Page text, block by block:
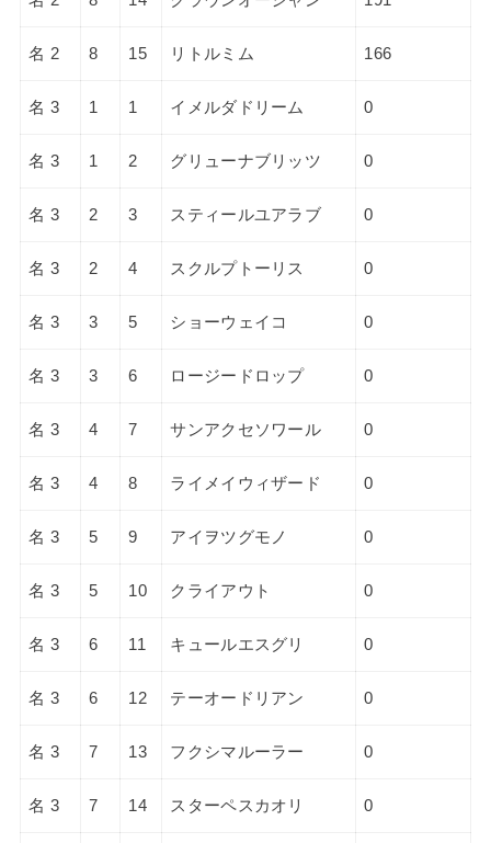
名 2 8 15 リトルミム 166
名 3 1 1 イメルダドリーム 0
名 3 1 2 グリューナブリッツ 0
名 3 2 3 スティールユアラブ 0
名 3 2 4 スクルプトーリス 0
名 3 3 5 ショーウェイコ 0
名 3 3 6 ロージードロップ 0
名 3 4 7 サンアクセソワール 0
名 3 4 8 ライメイウィザード 0
名 3 5 9 アイヲツグモノ 0
名 3 5 10 クライアウト 0
名 3 6 11 キュールエスグリ 0
名 3 6 12 テーオードリアン 0
名 3 7 13 フクシマルーラー 0
名 3 7 14 スターペスカオリ 0